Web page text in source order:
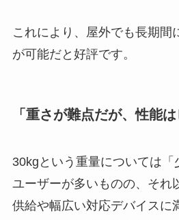
これにより、屋外でも長期間
が可能だと好評です。
「重さが難点だが、性能は
30kgという重量については「
ユーザーが多いものの、それ
供給や幅広い対応デバイスに